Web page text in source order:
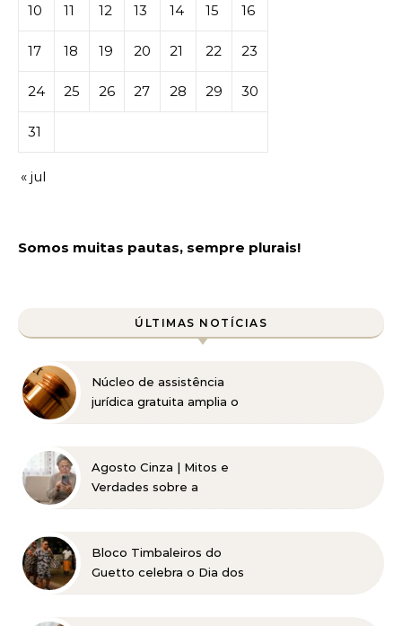
10 11 12 13 14 15 16
17 18 19 20 21 22 23
24 25 26 27 28 29 30
31
« jul
Somos muitas pautas, sempre plurais!
ÚLTIMAS NOTÍCIAS
Núcleo de assistência
jurídica gratuita amplia o
Agosto Cinza | Mitos e
Verdades sobre a
Bloco Timbaleiros do
Guetto celebra o Dia dos